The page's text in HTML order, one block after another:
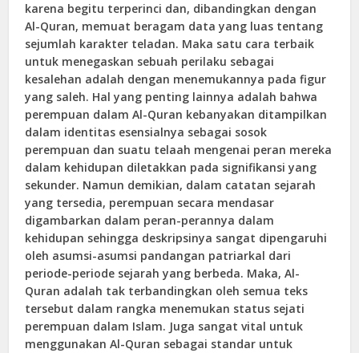
karena begitu terperinci dan, dibandingkan dengan
Al-Quran, memuat beragam data yang luas tentang
sejumlah karakter teladan. Maka satu cara terbaik
untuk menegaskan sebuah perilaku sebagai
kesalehan adalah dengan menemukannya pada figur
yang saleh. Hal yang penting lainnya adalah bahwa
perempuan dalam Al-Quran kebanyakan ditampilkan
dalam identitas esensialnya sebagai sosok
perempuan dan suatu telaah mengenai peran mereka
dalam kehidupan diletakkan pada signifikansi yang
sekunder. Namun demikian, dalam catatan sejarah
yang tersedia, perempuan secara mendasar
digambarkan dalam peran-perannya dalam
kehidupan sehingga deskripsinya sangat dipengaruhi
oleh asumsi-asumsi pandangan patriarkal dari
periode-periode sejarah yang berbeda. Maka, Al-
Quran adalah tak terbandingkan oleh semua teks
tersebut dalam rangka menemukan status sejati
perempuan dalam Islam. Juga sangat vital untuk
menggunakan Al-Quran sebagai standar untuk